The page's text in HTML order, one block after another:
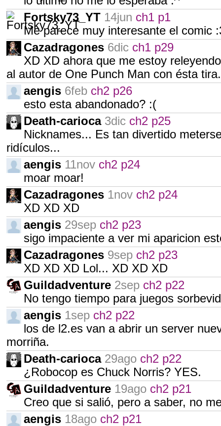
Fortsky73_YT 14jun ch1 p1
Me parece muy interesante el comic
Cazadragones 6dic ch1 p29
XD XD ahora que me estoy
al autor de One Punch Man con ésta
aengis 6feb ch2 p26
esto esta abandonado? :(
Death-carioca 3dic ch2 p25
Nicknames... Es tan divertido
ridículos...
aengis 11nov ch2 p24
moar moar!
Cazadragones 1nov ch2 p24
XD XD XD
aengis 29sep ch2 p23
sigo impaciente a ver mi aparicion
Cazadragones 9sep ch2 p23
XD XD XD Lol... XD XD XD
Guildadventure 2sep ch2 p22
No tengo tiempo para juegos
aengis 1sep ch2 p22
los de l2.es van a abrir un server
morriña.
Death-carioca 29ago ch2 p22
¿Robocop es Chuck Norris? YES.
Guildadventure 19ago ch2 p21
Creo que si salió, pero a saber, no
aengis 18ago ch2 p21